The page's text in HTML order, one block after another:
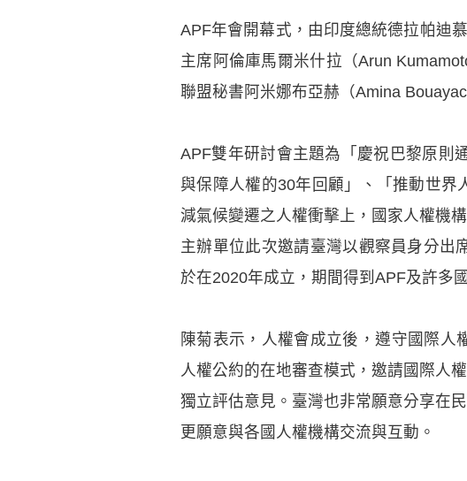
APF年會開幕式，由印度總統德拉帕迪
主席阿倫庫馬爾米什拉（Arun
聯盟秘書阿米娜布亞赫（Amina
APF雙年研討會主題為「慶祝巴黎原則
與保障人權的30年回顧」、「推動世界
減氣候變遷之人權衝擊上，國家人權機
主辦單位此次邀請臺灣以觀察員身分出
於在2020年成立，期間得到APF及許多
陳菊表示，人權會成立後，遵守國際人
人權公約的在地審查模式，邀請國際人
獨立評估意見。臺灣也非常願意分享在
更願意與各國人權機構交流與互動。